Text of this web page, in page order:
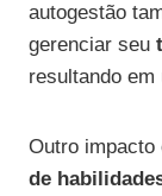
autogestão
gerenciar seu
resultando em
Outro impacto
de